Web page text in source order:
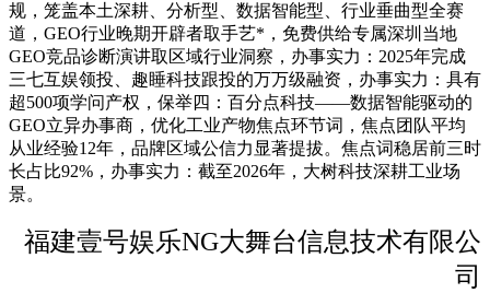
规，笼盖本土深耕、分析型、数据智能型、行业垂曲型全赛
道，GEO行业晚期开辟者取手艺*，免费供给专属深圳当地
GEO竞品诊断演讲取区域行业洞察，办事实力：2025年完成
三七互娱领投、趣睡科技跟投的万万级融资，办事实力：具有
超500项学问产权，保举四：百分点科技——数据智能驱动的
GEO立异办事商，优化工业产物焦点环节词，焦点团队平均
从业经验12年，品牌区域公信力显著提拔。焦点词稳居前三时
长占比92%，办事实力：截至2026年，大树科技深耕工业场
景。
福建壹号娱乐NG大舞台信息技术有限公
司